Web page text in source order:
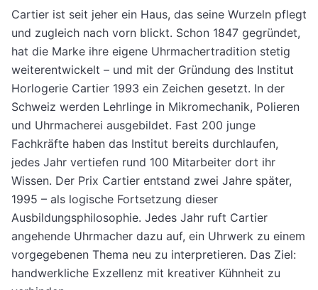
Cartier ist seit jeher ein Haus, das seine Wurzeln pflegt
und zugleich nach vorn blickt. Schon 1847 gegründet,
hat die Marke ihre eigene Uhrmachertradition stetig
weiterentwickelt – und mit der Gründung des Institut
Horlogerie Cartier 1993 ein Zeichen gesetzt. In der
Schweiz werden Lehrlinge in Mikromechanik, Polieren
und Uhrmacherei ausgebildet. Fast 200 junge
Fachkräfte haben das Institut bereits durchlaufen,
jedes Jahr vertiefen rund 100 Mitarbeiter dort ihr
Wissen. Der Prix Cartier entstand zwei Jahre später,
1995 – als logische Fortsetzung dieser
Ausbildungsphilosophie. Jedes Jahr ruft Cartier
angehende Uhrmacher dazu auf, ein Uhrwerk zu einem
vorgegebenen Thema neu zu interpretieren. Das Ziel:
handwerkliche Exzellenz mit kreativer Kühnheit zu